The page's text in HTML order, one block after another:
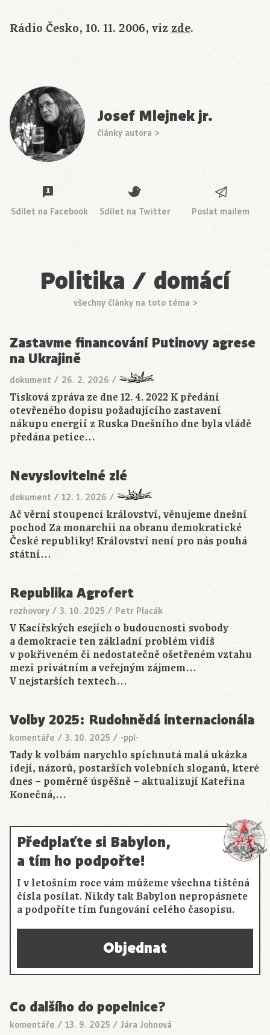
Rádio Česko, 10. 11. 2006, viz zde.
Josef Mlejnek jr.
články autora >
Sdílet na Facebook Sdílet na Twitter Poslat mailem
Politika / domácí
všechny články na toto téma >
Zastavme financování Putinovy agrese
na Ukrajině
dokument / 26. 2. 2026 /
Tisková zpráva ze dne 12. 4. 2022 K předání
otevřeného dopisu požadujícího zastavení
nákupu energií z Ruska Dnešního dne byla vládě
předána petice…
Nevyslovitelné zlé
dokument / 12. 1. 2026 /
Ač věrní stoupenci království, věnujeme dnešní
pochod Za monarchii na obranu demokratické
České republiky! Království není pro nás pouhá
státní…
Republika Agrofert
rozhovory / 3. 10. 2025 / Petr Placák
V Kacířských esejích o budoucnosti svobody
a demokracie ten základní problém vidíš
v pokřiveném či nedostatečně ošetřeném vztahu
mezi privátním a veřejným zájmem…
V nejstarších textech…
Volby 2025: Rudohnědá internacionála
komentáře / 3. 10. 2025 / -ppl-
Tady k volbám narychlo spíchnutá malá ukázka
idejí, názorů, postarších volebních sloganů, které
dnes – poměrně úspěšně – aktualizují Kateřina
Konečná,…
Předplaťte si Babylon,
a tím ho podpořte!
I v letošním roce vám můžeme všechna tištěná
čísla posílat. Nikdy tak Babylon nepropásnete
a podpoříte tím fungování celého časopisu.
Objednat
Co dalšího do popelnice?
komentáře / 13. 9. 2025 / Jára Johnová